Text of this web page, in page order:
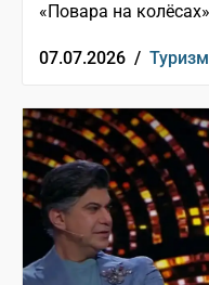
«Повара на
07.07.2026 / Туризм